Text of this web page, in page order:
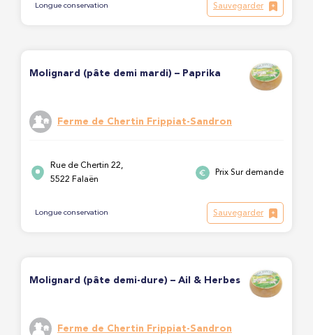
Longue conservation Sauvegarder
Molignard (pâte demi mardi) – Paprika
Ferme de Chertin Frippiat-Sandron
Rue de Chertin 22,
5522 Falaën
Prix Sur demande
Longue conservation Sauvegarder
Molignard (pâte demi-dure) – Ail & Herbes
Ferme de Chertin Frippiat-Sandron